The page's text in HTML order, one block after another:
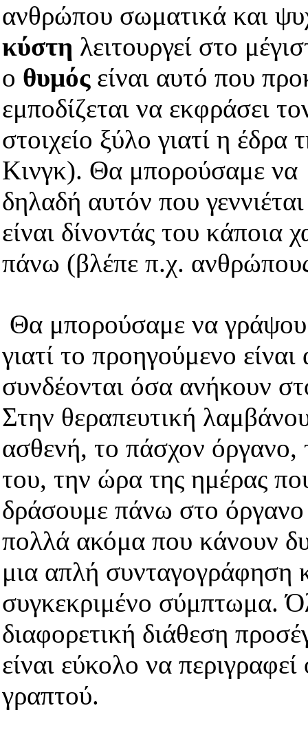
ανθρώπου σωματικά και
κύστη λειτουργεί στο
ο θυμόςείναι αυτό που
εμποδίζεται να εκφράσει
στοιχείο ξύλο γιατί η
Κινγκ). Θα μπορούσαμε
δηλαδή αυτόν που
είναι δίνοντάς του κάποια
πάνω (βλέπε π.χ.
Θα μπορούσαμε να
γιατί το προηγούμενο
συνδέονται όσα ανήκουν
Στην θεραπευτική
ασθενή, το πάσχον όργανο,
του, την ώρα της ημέρας
δράσουμε πάνω στο όργανο
πολλά ακόμα που κάνουν
μια απλή συνταγογράφηση
συγκεκριμένο σύμπτωμα.
διαφορετική διάθεση
είναι εύκολο να
γραπτού.